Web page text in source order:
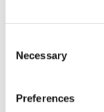
Selection
Necessary
Preferences
PARA GRUPOS